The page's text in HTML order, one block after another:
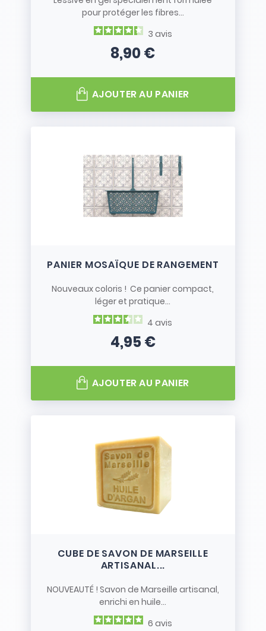
pour protéger les fibres...
3 avis
Prix
8,90 €
AJOUTER AU PANIER
PANIER MOSAÏQUE DE RANGEMENT
Nouveaux coloris ! Ce panier compact,
léger et pratique...
4avis
Prix
4,95 €
AJOUTER AU PANIER
CUBE DE SAVON DE MARSEILLE
ARTISANAL...
NOUVEAUTÉ ! Savon de Marseille artisanal,
enrichi en huile...
6 avis